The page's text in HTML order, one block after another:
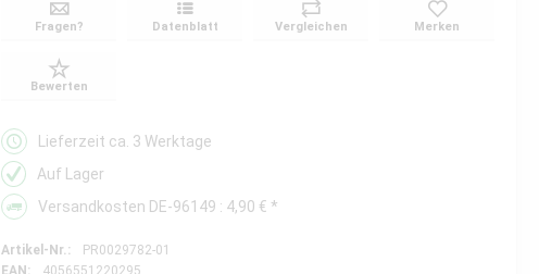
Fragen? Datenblatt Vergleichen Merken
Bewerten
Lieferzeit ca. 3 Werktage
Auf Lager
Versandkosten DE-96149 : 4,90 € *
Artikel-Nr.:
PR0029782-01
EAN:
4056551220295